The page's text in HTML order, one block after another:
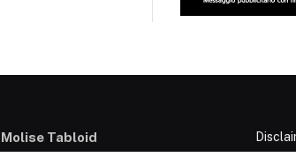
Molise Tabloid